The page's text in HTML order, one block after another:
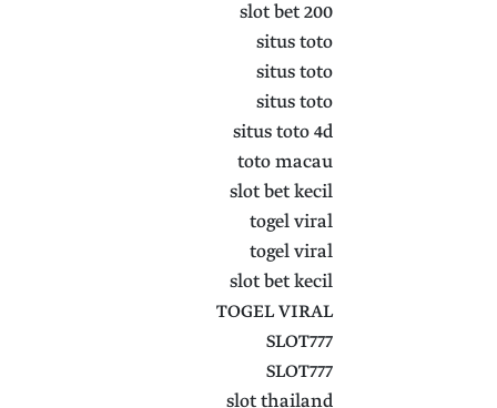
slot bet 200
situs toto
situs toto
situs toto
situs toto 4d
toto macau
slot bet kecil
togel viral
togel viral
slot bet kecil
TOGEL VIRAL
SLOT777
SLOT777
slot thailand